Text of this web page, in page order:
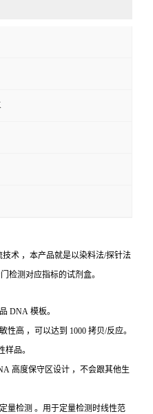
技术 ，本产品就是以染料法/探针法
检测对应指标的试剂盒。
DNA 模板。
高 ，可以达到 1000 拷贝/反应。
品。
高度保守区设计 ，不会跟其他生
量检测 。用于定量检测时线性范